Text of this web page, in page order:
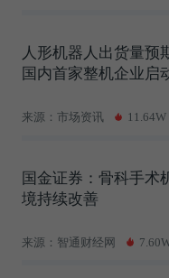
人形机器人出货量预
国内首家整机企业启
来源：市场资讯 11.64W
国金证券：骨科手术
境持续改善
来源：智通财经网